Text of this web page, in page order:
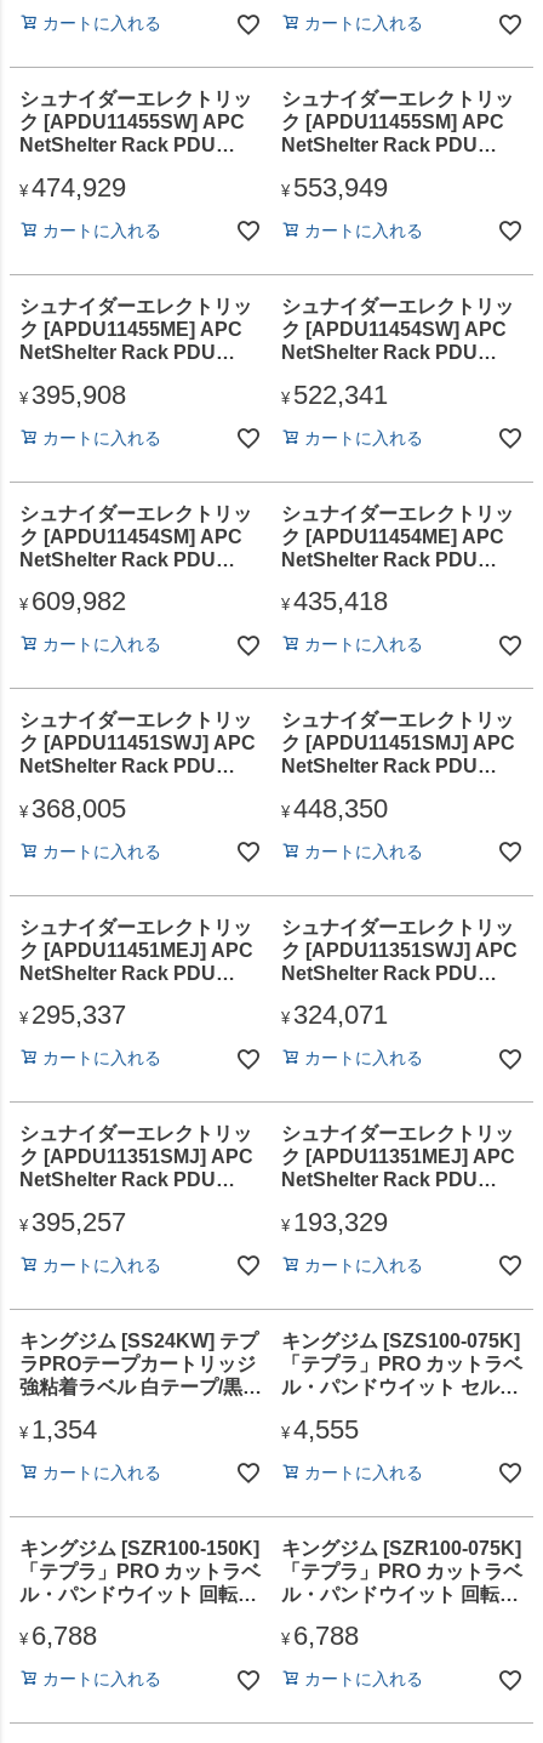
カートに入れる
5125P6W、36 Outlet
カートに入れる
シュナイダーエレクトリッ
ク [APDU11455SW] APC
NetShelter Rack PDU
Switched、2U、3PH、
18 Outlet
¥ 474,929
カートに入れる
シュナイダーエレクトリッ
ク [APDU11455SM] APC
NetShelter Rack PDU
Switched Plus、2U、
¥ 553,949
カートに入れる
シュナイダーエレクトリッ
ク [APDU11455ME] APC
NetShelter Rack PDU
Metered、2U、3PH、
18 Outlet
¥ 395,908
カートに入れる
シュナイダーエレクトリッ
ク [APDU11454SW] APC
NetShelter Rack PDU
Switched、2U、3PH、
¥ 522,341
カートに入れる
シュナイダーエレクトリッ
ク [APDU11454SM] APC
NetShelter Rack PDU
Switched Plus、2U、
¥ 609,982
カートに入れる
シュナイダーエレクトリッ
ク [APDU11454ME] APC
NetShelter Rack PDU
Metered、2U、3PH、
¥ 435,418
カートに入れる
シュナイダーエレクトリッ
ク [APDU11451SWJ] APC
NetShelter Rack PDU
Switched、14.4kW、
CS8365C、Japan
¥ 368,005
カートに入れる
シュナイダーエレクトリッ
ク [APDU11451SMJ] APC
NetShelter Rack PDU
Switched Plus、14.4kW、
CS8365C、Japan
¥ 448,350
カートに入れる
シュナイダーエレクトリッ
ク [APDU11451MEJ] APC
NetShelter Rack PDU
Metered、14.4kW、3PH、
Japan
¥ 295,337
カートに入れる
シュナイダーエレクトリッ
ク [APDU11351SWJ] APC
NetShelter Rack PDU
Switched、8.6kW、3PH、
Japan
¥ 324,071
カートに入れる
シュナイダーエレクトリッ
ク [APDU11351SMJ] APC
NetShelter Rack PDU
Switched Plus、8.6kW、
30P、Japan
¥ 395,257
カートに入れる
シュナイダーエレクトリッ
ク [APDU11351MEJ] APC
NetShelter Rack PDU
Metered、8.6kW、3PH、
Japan
¥ 193,329
カートに入れる
キングジム [SS24KW] テプ
ラPROテープカートリッジ
強粘着ラベル 白テープ/黒文
¥ 1,354
カートに入れる
キングジム [SZS100-075K]
「テプラ」PRO カットラベ
ル・パンドウイット セルフ
¥ 4,555
カートに入れる
キングジム [SZR100-150K]
「テプラ」PRO カットラベ
ル・パンドウイット 回転ラ
¥ 6,788
カートに入れる
キングジム [SZR100-075K]
「テプラ」PRO カットラベ
ル・パンドウイット 回転ラ
¥ 6,788
カートに入れる